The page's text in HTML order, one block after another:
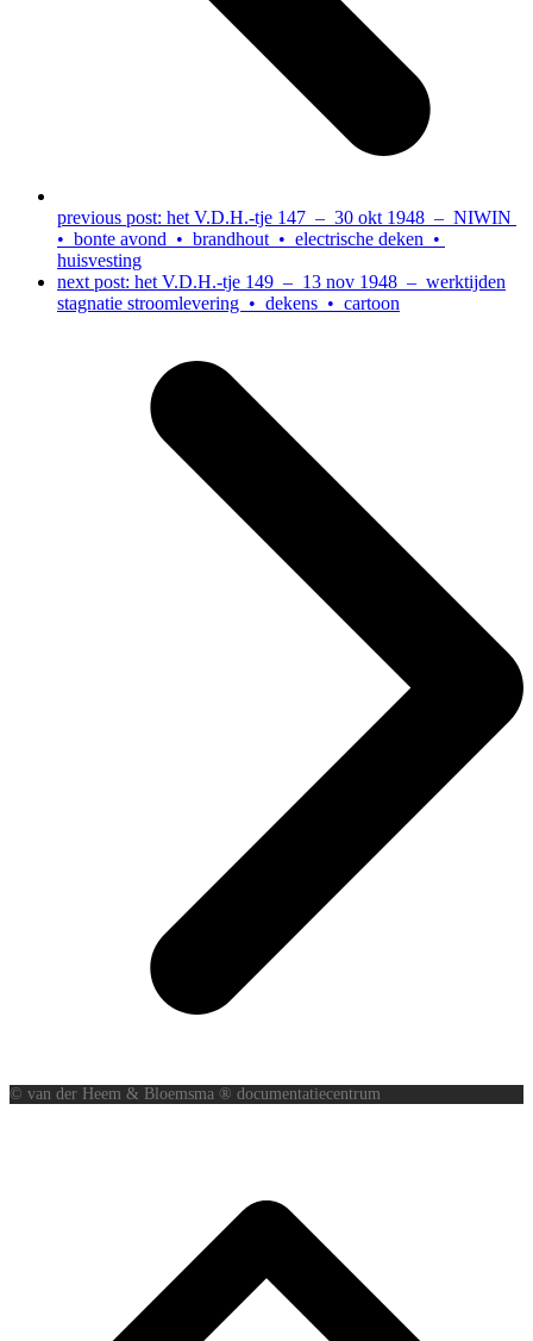
previous post: het V.D.H.-tje 147 – 30 okt 1948 – NIWIN
• bonte avond • brandhout • electrische deken •
huisvesting
next post: het V.D.H.-tje 149 – 13 nov 1948 – werktijden
stagnatie stroomlevering • dekens • cartoon
© van der Heem & Bloemsma ® documentatiecentrum